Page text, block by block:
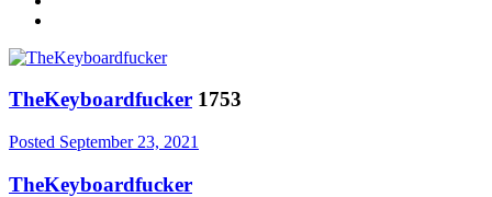
TheKeyboardfucker 1753
Posted September 23, 2021
TheKeyboardfucker